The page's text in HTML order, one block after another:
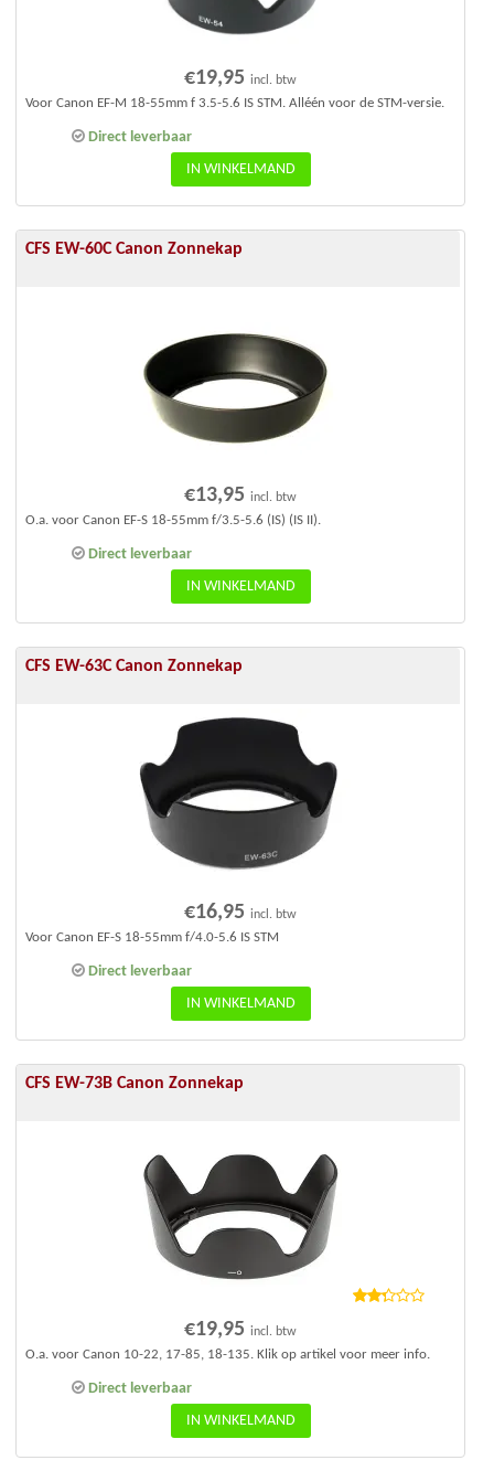
€19,95 incl. btw
Direct leverbaar
Voor Canon EF-M 18-55mm f 3.5-5.6 IS STM. Alléén voor de STM-versie.
IN WINKELMAND
CFS EW-60C Canon Zonnekap
€13,95 incl. btw
Direct leverbaar
O.a. voor Canon EF-S 18-55mm f/3.5-5.6 (IS) (IS II).
IN WINKELMAND
CFS EW-63C Canon Zonnekap
€16,95 incl. btw
Direct leverbaar
Voor Canon EF-S 18-55mm f/4.0-5.6 IS STM
IN WINKELMAND
CFS EW-73B Canon Zonnekap
€19,95 incl. btw
Direct leverbaar
O.a. voor Canon 10-22, 17-85, 18-135. Klik op artikel voor meer info.
g
IN WINKELMAND